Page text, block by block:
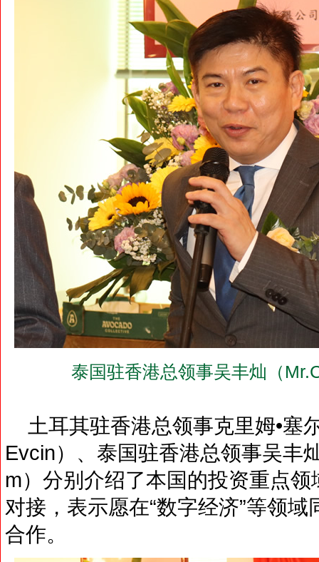
泰国驻香港总领事吴丰灿（
土耳其驻香港总领事克里姆•塞
Evcin）、泰国驻香港总领事吴丰
m）分别介绍了本国的投资重点
对接，表示愿在“数字经济”等领
合作。